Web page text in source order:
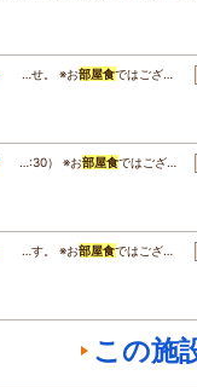
…せ。 ※お部屋食ではござ…
…:30） ※お部屋食ではござ…
…す。 ※お部屋食ではござ…
この施